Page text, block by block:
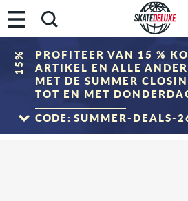
15%
PROFITEER VAN 15 %
ARTIKEL EN ALLE
MET DE SUMMER
TOT EN MET
CODE: SUMMER-DEALS-